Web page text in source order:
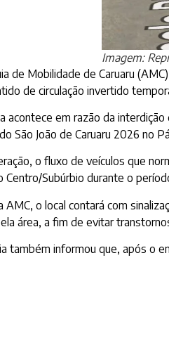
Imagem:
de Mobilidade de Caruaru
de circulação invertido
acontece em razão da
São João de Caruaru 2026 no
o fluxo de veículos que
Centro/Subúrbio durante o
AMC, o local contará com
área, a fim de evitar
também informou que, após o